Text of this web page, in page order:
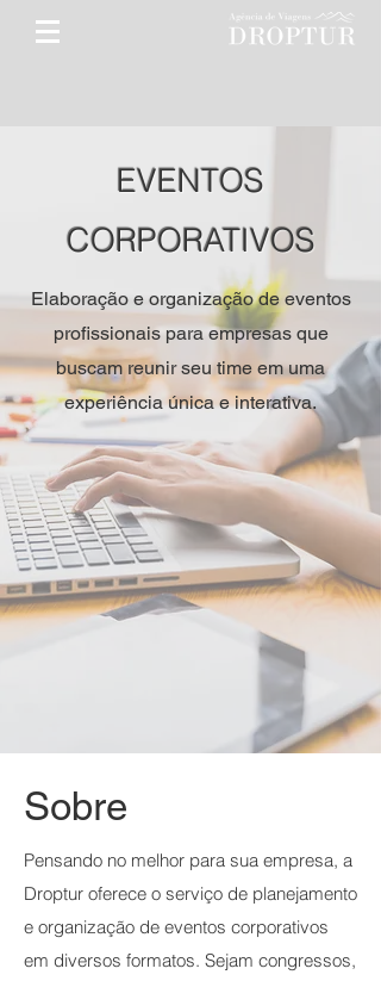
EVENTOS
CORPORATIVOS
Elaboração e organização de eventos
profissionais para empresas que
buscam reunir seu time em uma
experiência única e interativa.
Sobre
Pensando no melhor para sua empresa, a
Droptur oferece o serviço de planejamento
e organização de eventos corporativos
em diversos formatos. Sejam congressos,